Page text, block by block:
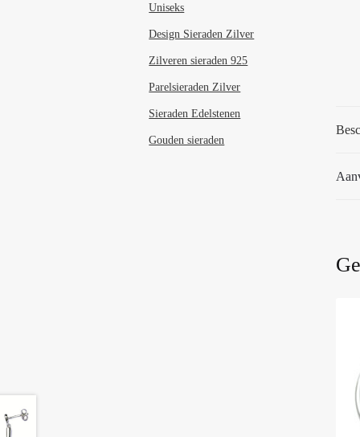
Uniseks
Design Sieraden Zilver
Zilveren sieraden 925
Parelsieraden Zilver
Sieraden Edelstenen
Gouden sieraden